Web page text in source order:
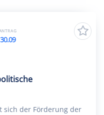
sich der Förderung der
30.09